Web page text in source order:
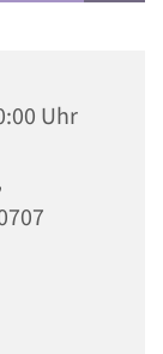
Uhr